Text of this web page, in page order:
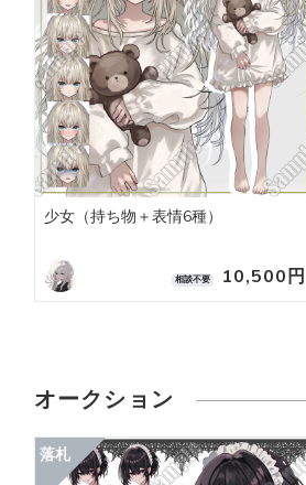
少女（持ち物＋表情6種）
相談不要 10,500円
オークション